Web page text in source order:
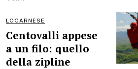
LOCARNESE
Centovalli appese
a un filo: quello
della zipline